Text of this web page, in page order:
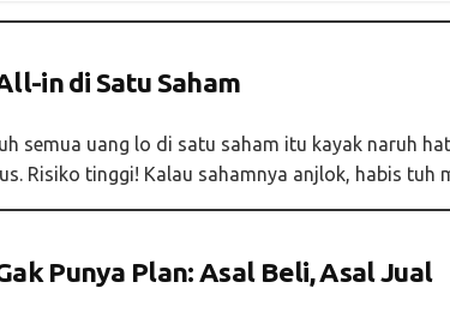
in di Satu Saham
semua uang lo di satu saham itu kayak naruh
Risiko tinggi! Kalau sahamnya anjlok, habis tuh
Punya Plan: Asal Beli, Asal Jual